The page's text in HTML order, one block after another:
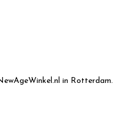
in Rotterdam.